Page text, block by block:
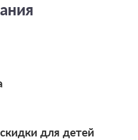
Раздельные входы.
для детей